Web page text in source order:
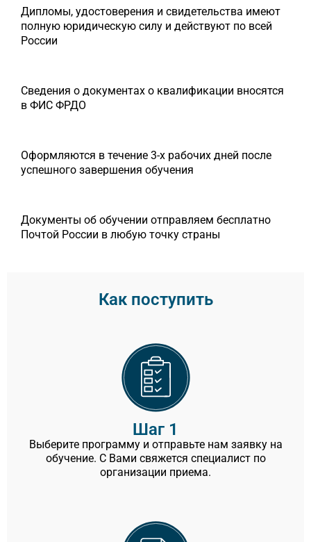
Дипломы, удостоверения и свидетельства имеют
полную юридическую силу и действуют по всей
России
Сведения о документах о квалификации вносятся
в ФИС ФРДО
Оформляются в течение 3-х рабочих дней после
успешного завершения обучения
Документы об обучении отправляем бесплатно
Почтой России в любую точку страны
Как поступить
Шаг 1
Выберите программу и отправьте нам заявку на
обучение. С Вами свяжется специалист по
организации приема.